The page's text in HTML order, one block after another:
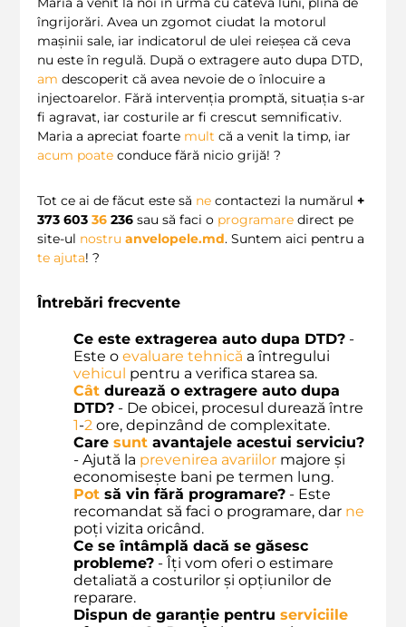
îngrijorări. Avea un zgomot ciudat la motorul
mașinii sale, iar indicatorul de ulei reieșea că ceva
nu este în regulă. După o extragere auto dupa DTD,
am descoperit că avea nevoie de o înlocuire a
injectoarelor. Fără intervenția promptă, situația s-ar
fi agravat, iar costurile ar fi crescut semnificativ.
Maria a apreciat foarte mult că a venit la timp, iar
acum poate conduce fără nicio grijă! ?
Tot ce ai de făcut este să ne contactezi la numărul +
373 603 36 236 sau să faci o programare direct pe
site-ul nostru anvelopele.md. Suntem aici pentru a
te ajuta! ?
Întrebări frecvente
Ce este extragerea auto dupa DTD? -
Este o evaluare tehnică a întregului
vehicul pentru a verifica starea sa.
Cât durează o extragere auto dupa
DTD? - De obicei, procesul durează între
1-2 ore, depinzând de complexitate.
Care sunt avantajele acestui serviciu?
- Ajută la prevenirea avariilor majore și
economisește bani pe termen lung.
Pot să vin fără programare? - Este
recomandat să faci o programare, dar ne
poți vizita oricând.
Ce se întâmplă dacă se găsesc
probleme? - Îți vom oferi o estimare
detaliată a costurilor și opțiunilor de
reparare.
Dispun de garanție pentru serviciile